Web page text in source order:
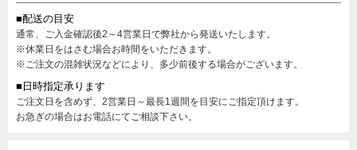
■配送の目安
通常、ご入金確認後2～4営業日で弊社から発送いたします。
※休業日をはさむ場合お時間をいただきます。
※ご注文の混雑状況などにより、多少前後する場合がございます。
■日時指定承ります
ご注文日を含めず、2営業日～最長1週間を目安にご指定頂けます。
お急ぎの場合はお電話にてご相談下さい。